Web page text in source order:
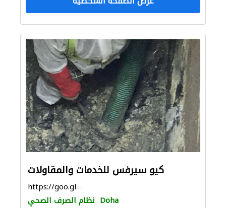
كيو سيرفس للخدمات والمقاولات
https://goo.gl/maps/ZEGKLSgk2WAnoo7t7
نظام الصرف الصحي Doha